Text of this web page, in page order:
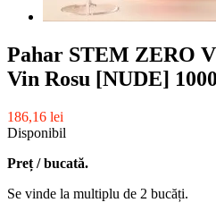
Pahar STEM ZERO
Vin Rosu [NUDE]
186,16 lei
Disponibil
Preț / bucată.
Se vinde la multiplu de 2 bucăți.